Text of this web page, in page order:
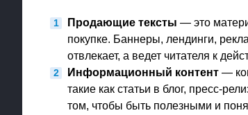
Продающие тексты — это
покупке. Баннеры, лендинги,
отвлекает, а ведет читателя к
Информационный контент —
такие как статьи в блог, пресс-
том, чтобы быть полезными и